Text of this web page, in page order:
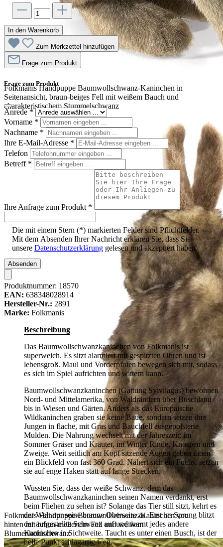
Folkmanis Handpuppe Baumwollschwanz-Kaninchen in
Seitenansicht, braun-beiges Fell mit weißem Bauch und
charakteristischem Stummelschwanz
Folkmanis Handpuppe Baumwollschwanz-Kaninchen von
hinten mit braun-meliertem Fell und weißem
Blumenkohlschwanz
In den Warenkorb
Zum Merkzettel hinzufügen
Frage zum Produkt
Frage zum Produkt
Anrede *
Vorname *
Nachname *
Ihre E-Mail-Adresse *
Telefon
Betreff *
Ihre Anfrage zum Produkt *
Die mit einem Stern (*) markierten Felder sind Pflichtfelder.
Mit dem Absenden Ihrer Nachricht erklären Sie, dass Sie
unsere Datenschutzerklärung gelesen und akzeptiert haben.
Absenden
Produktnummer: 18570
EAN: 638348028914
Hersteller-Nr.: 2891
Marke: Folkmanis
Beschreibung
Das Baumwollschwanzkaninchen von Folkmanis ist
superweich. Es sitzt alarmiert mit gespitzten Ohren und ist
lebensgroß. Maul und Vorderpfoten bewegen sich mit, sodass
es sich im Spiel aufrichten und wittern kann.
Baumwollschwanzkaninchen (Gattung Sylvilagus) bewohnen
Nord- und Mittelamerika, von Waldrändern über Buschland
bis in Wiesen und Gärten. Anders als das Europäische
Wildkaninchen graben sie keine Baue, sondern setzen ihre
Jungen in flache, mit Gras und Bauchfell ausgepolsterte
Mulden. Die Nahrung wechselt mit der Jahreszeit: im
Sommer Gräser und Kräuter, im Winter Rinde, Knospen und
Zweige. Weit seitlich am Kopf sitzende Augen geben ihnen
ein Blickfeld von fast 360 Grad. Nähert sich ein Fuchs, setzen
sie auf enge Haken statt auf lange Strecken.
Wussten Sie, dass der weiße Schwanz, dem das
Baumwollschwanzkaninchen seinen Namen verdankt, erst
beim Fliehen zu sehen ist? Solange das Tier still sitzt, kehrt es
der Welt nur seine braune Oberseite zu. Erst im Sprung blitzt
der aufgestellte Schwanz auf und warnt jedes andere
Kaninchen in Sichtweite. Taucht es unter einen Busch, ist der
helle Punkt schlagartig weg.